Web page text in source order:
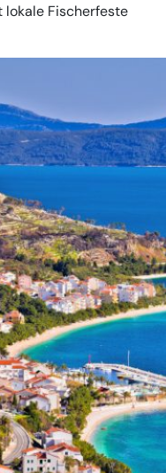
lokale Fischerfeste